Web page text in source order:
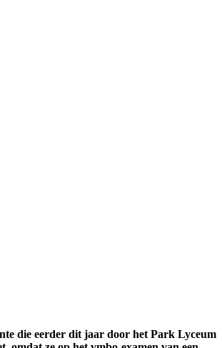
die eerder dit jaar door het Park Lyceum